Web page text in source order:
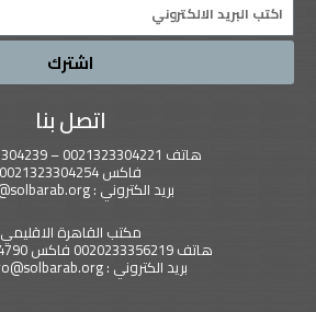
اشترك
اتصل بنا
هاتف 0021323304221 – 00221323304239
فاكس 0021323304254
بريد الكتروني : relex@solbarab.org
مكتب القاهرة الاقليمي
هاتف 0020233356219 فاكس 0020233374790
بريد الكتروني : aisucairo@solbarab.org